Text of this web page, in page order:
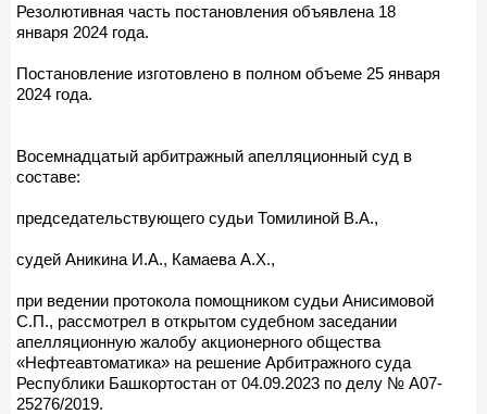
Резолютивная часть постановления объявлена 18
января 2024 года.
Постановление изготовлено в полном объеме 25 января
2024 года.
Восемнадцатый арбитражный апелляционный суд в
составе:
председательствующего судьи Томилиной В.А.,
судей Аникина И.А., Камаева А.Х.,
при ведении протокола помощником судьи Анисимовой
С.П., рассмотрел в открытом судебном заседании
апелляционную жалобу акционерного общества
«Нефтеавтоматика» на решение Арбитражного суда
Республики Башкортостан от 04.09.2023 по делу № А07-
25276/2019.